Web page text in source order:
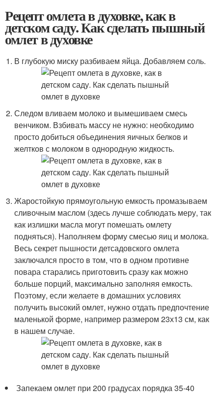
Рецепт омлета в духовке, как в
детском саду. Как сделать пышный
омлет в духовке
В глубокую миску разбиваем яйца. Добавляем соль.
Следом вливаем молоко и вымешиваем смесь
венчиком. Взбивать массу не нужно: необходимо
просто добиться объединения яичных белков и
желтков с молоком в однородную жидкость.
Жаростойкую прямоугольную емкость промазываем
сливочным маслом (здесь лучше соблюдать меру, так
как излишки масла могут помешать омлету
подняться). Наполняем форму смесью яиц и молока.
Весь секрет пышности детсадовского омлета
заключался просто в том, что в одном противне
повара старались приготовить сразу как можно
больше порций, максимально заполняя емкость.
Поэтому, если желаете в домашних условиях
получить высокий омлет, нужно отдать предпочтение
маленькой форме, например размером 23х13 см, как
в нашем случае.
Запекаем омлет при 200 градусах порядка 35-40